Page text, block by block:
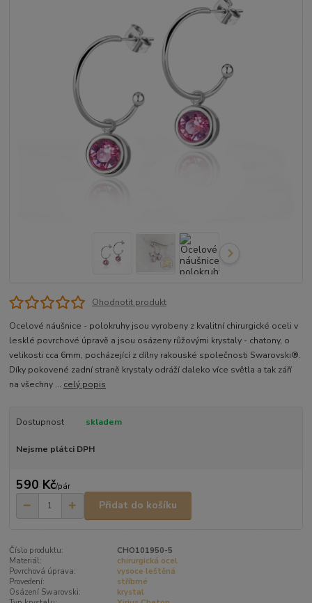
Ohodnotit produkt
Ocelové náušnice - polokruhy jsou vyrobeny z kvalitní chirurgické oceli v
lesklé povrchové úpravě a jsou osázeny růžovými krystaly - chatony, o
velikosti cca 6mm, pocházející z dílny rakouské společnosti Swarovski®.
Díky pokovené zadní straně krystaly odráží daleko více světla a tak září
na všechny ... celý popis
Dostupnost skladem
Nejsme plátci DPH
590 Kč/pár
Přidat do košíku
Číslo produktu:
CHO101950-5
Materiál:
chirurgická ocel
Povrchová úprava:
vysoce leštěná
Provedení:
stříbrné
Osázení Swarovski:
krystal